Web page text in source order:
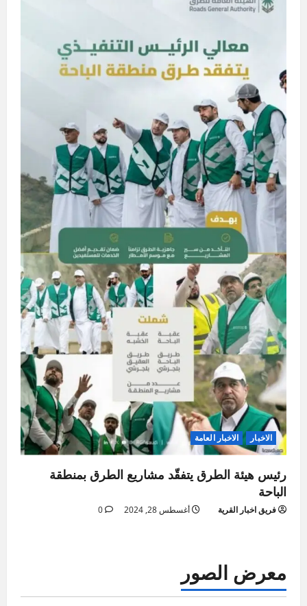
الاخبار الاخبار العامة
رئيس هيئة الطرق يتفقّد مشاريع الطرق بمنطقة
الباحة
فريق اخبار القرية أغسطس 28, 2024 0
معرض الصور